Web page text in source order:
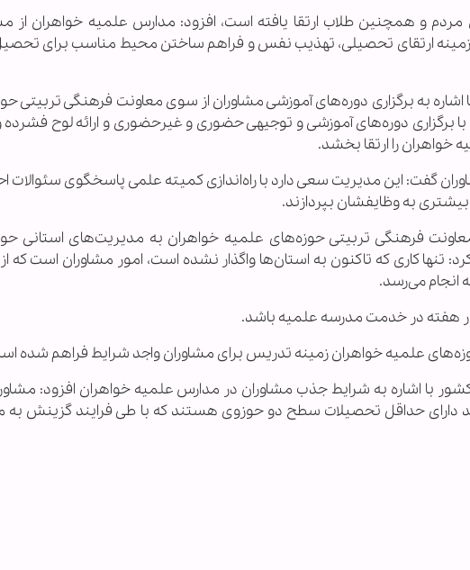
مردم و همچنین طلاب ارتقا یافته است، افزود: مدارس علمیه خواهران از
ارتقای تحصیلی، تهذیب نفس و فراهم ساختن محیط مناسب برای
به برگزاری دوره‌های آموزشی مشاوران از سوی معاونت فرهنگی تربیتی
برگزاری دوره‌های آموزشی و توجیهی حضوری و غیرحضوری و ارائه لوح فشرده
خواهران را ارتقا بخشد.
گفت: این مدیریت سعی دارد با راه‌اندازی کمیته علمی پاسخگوی سئوالات
بیشتری به وظایفشان بپردازند.
فرهنگی تربیتی حوزه‌های علمیه خواهران به مدیریت‌های استانی
تنها کاری که تاکنون به استان‌ها واگذار نشده است، امور مشاوران است که
انجام می‌رسد.
علمیه خواهران زمینه تدریس برای مشاوران واجد شرایط فراهم شده
با اشاره به شرایط جذب مشاوران در مدارس علمیه خواهران افزود:
حداقل تحصیلات سطح دو حوزوی هستند که با طی فرایند گزینش به